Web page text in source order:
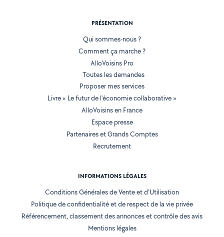
PRÉSENTATION
Qui sommes-nous ?
Comment ça marche ?
AlloVoisins Pro
Toutes les demandes
Proposer mes services
Livre « Le futur de l'économie collaborative »
AlloVoisins en France
Espace presse
Partenaires et Grands Comptes
Recrutement
INFORMATIONS LÉGALES
Conditions Générales de Vente et d'Utilisation
Politique de confidentialité et de respect de la vie privée
Référencement, classement des annonces et contrôle des avis
Mentions légales